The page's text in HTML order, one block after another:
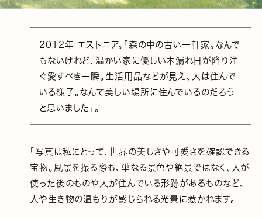
2012年 エストニア。「森の中の古い一軒家。なんで
もないけれど、温かい家に優しい木漏れ日が降り注
ぐ愛すべき一瞬。生活用品などが見え、人は住んで
いる様子。なんて美しい場所に住んでいるのだろう
と思いました」。
「写真は私にとって、世界の美しさや可愛さを確認できる
宝物。風景を撮る際も、単なる景色や絶景ではなく、人が
使った後のものや人が住んでいる形跡があるものなど、
人や生き物の温もりが感じられる光景に惹かれます。